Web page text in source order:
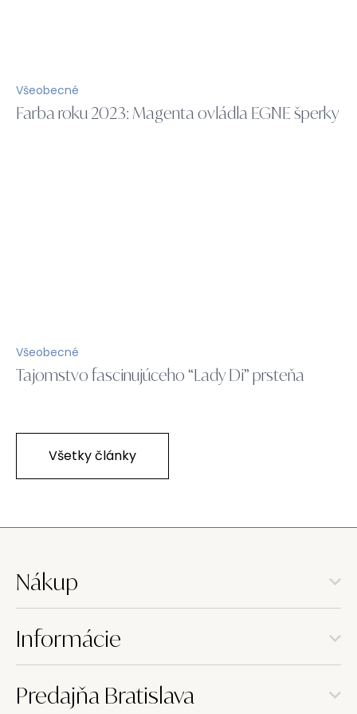
Všeobecné
Farba roku 2023: Magenta ovládla EGNE šperky
Všeobecné
Tajomstvo fascinujúceho “Lady Di” prsteňa
Všetky články
Nákup
Informácie
Predajňa Bratislava